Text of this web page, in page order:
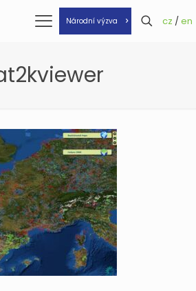
Národní výzva cz / en